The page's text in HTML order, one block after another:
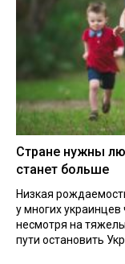
Стране нужны
станет больше
Низкая
у многих
несмотря на
пути остановить